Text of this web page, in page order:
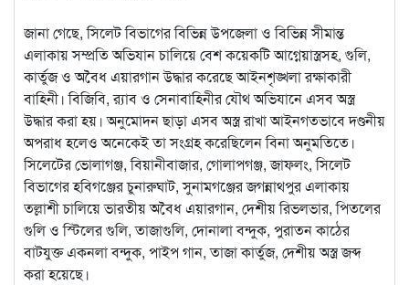
জানা গেছে, সিলেট বিভাগের বিভিন্ন উপজেলা ও বিভিন্ন সীমান্ত
এলাকায় সম্প্রতি অভিযান চালিয়ে বেশ কয়েকটি আগ্নেয়াস্ত্রসহ, গুলি,
কার্তুজ ও অবৈধ এয়ারগান উদ্ধার করেছে আইনশৃঙ্খলা রক্ষাকারী
বাহিনী। বিজিবি, র‌্যাব ও সেনাবাহিনীর যৌথ অভিযানে এসব অস্ত্র
উদ্ধার করা হয়। অনুমোদন ছাড়া এসব অস্ত্র রাখা আইনগতভাবে দণ্ডনীয়
অপরাধ হলেও অনেকেই তা সংগ্রহ করেছিলেন বিনা অনুমতিতে।
সিলেটের ভোলাগঞ্জ, বিয়ানীবাজার, গোলাপগঞ্জ, জাফলং, সিলেট
বিভাগের হবিগঞ্জের চুনারুঘাট, সুনামগঞ্জের জগন্নাথপুর এলাকায়
তল্লাশী চালিয়ে ভারতীয় অবৈধ এয়ারগান, দেশীয় রিভলভার, পিতলের
গুলি ও স্টিলের গুলি, তাজাগুলি, দোনালা বন্দুক, পুরাতন কাঠের
বাটযুক্ত একনলা বন্দুক, পাইপ গান, তাজা কার্তুজ, দেশীয় অস্ত্র জব্দ
করা হয়েছে।